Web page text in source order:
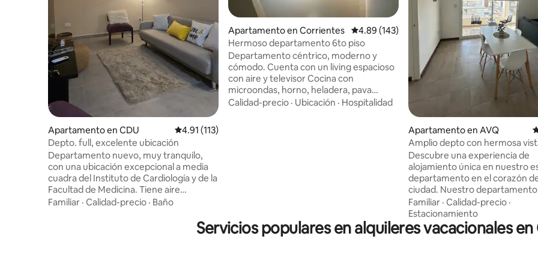
Apartamento en CDU Calificación promedio: 4.91 de 5, 113 reseñas
4.91 (113)
Depto. full, excelente ubicación
Departamento nuevo, muy tranquilo,
con una ubicación excepcional a media
cuadra del Instituto de Cardiología y de la
Facultad de Medicina. Tiene aire
acondicionado en todos los ambientes,
cocina integrada, living, baño, lavadero y
el dormitorio. Ideal para 2-3 personas,
Familiar · Calidad-precio · Baño
Apartamento en Corrientes Calificación promedio: 4.89 de 5, 143 reseñas
4.89 (143)
Hermoso departamento 6to piso
Departamento céntrico, moderno y
cómodo. Cuenta con un living espacioso
con aire y televisor Cocina con
microondas, horno, heladera, pava
eléctrica, campana extractora, juego de
Calidad-precio · Ubicación · Hospitalidad
Apartamento en AVQ
Amplio depto con hermosa
Descubre una experiencia de
alojamiento única en nuestro
departamento en el corazón
ciudad. Nuestro
el encanto de un espacio amplio
moderno con la magia de unas
espectaculares y una ubicación
inmejorable, encontrándose a
Familiar · Calidad-precio ·
Estacionamiento
Servicios populares en alquileres vacacionales